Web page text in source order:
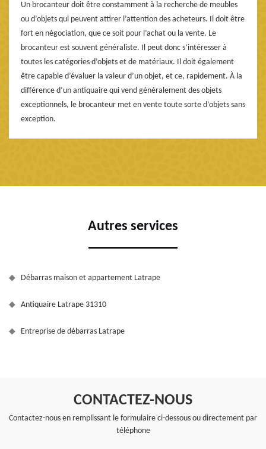
Un brocanteur doit être constamment à la recherche de meubles
ou d’objets qui peuvent attirer l’attention des acheteurs. Il doit être
fort en négociation, que ce soit pour l’achat ou la vente. Le
brocanteur est souvent généraliste. Il peut donc s’intéresser à
toutes les catégories d’objets et de matériaux. Il doit également
être capable d’évaluer la valeur d’un objet, et ce, rapidement. À la
différence d’un antiquaire qui vend généralement des objets
exceptionnels, le brocanteur met en vente toute sorte d’objets sans
exception.
Autres services
Débarras maison et appartement Latrape
Antiquaire Latrape 31310
Entreprise de débarras Latrape
CONTACTEZ-NOUS
Contactez-nous en remplissant le formulaire ci-dessous ou directement par
téléphone